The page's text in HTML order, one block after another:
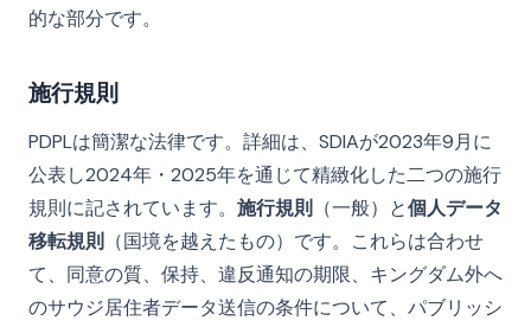
的な部分です。
施行規則
PDPLは簡潔な法律です。詳細は、SDIAが2023年9月に
公表し2024年・2025年を通じて精緻化した二つの施行
規則に記されています。 施行規則 （一般）と個人データ
移転規則
（国境を越えたもの）です。これらは合わせ
て、同意の質、保持、違反通知の期限、キングダム外へ
のサウジ居住者データ送信の条件について、パブリッシ